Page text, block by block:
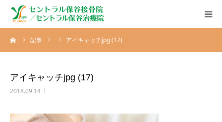
記事 アイキャッチjpg (17)
アイキャッチjpg (17)
2018.09.14
ホーム